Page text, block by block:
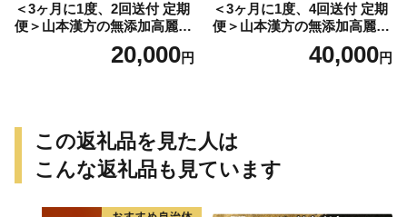
＜3ヶ月に1度、2回送付 定期
便＞山本漢方の無添加高麗人
20,000円
＜3ヶ月に1度、4回送付 定期
便＞山本漢方の無添加高麗人
40,000円
この返礼品を見た人は
こんな返礼品も見ています